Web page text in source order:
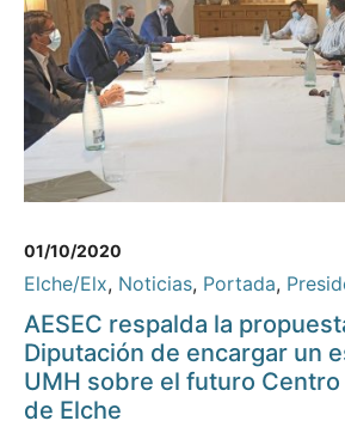
01/10/2020
Elche/Elx, Noticias, Portada,
AESEC respalda la
Diputación de encargar un
UMH sobre el futuro
de Elche